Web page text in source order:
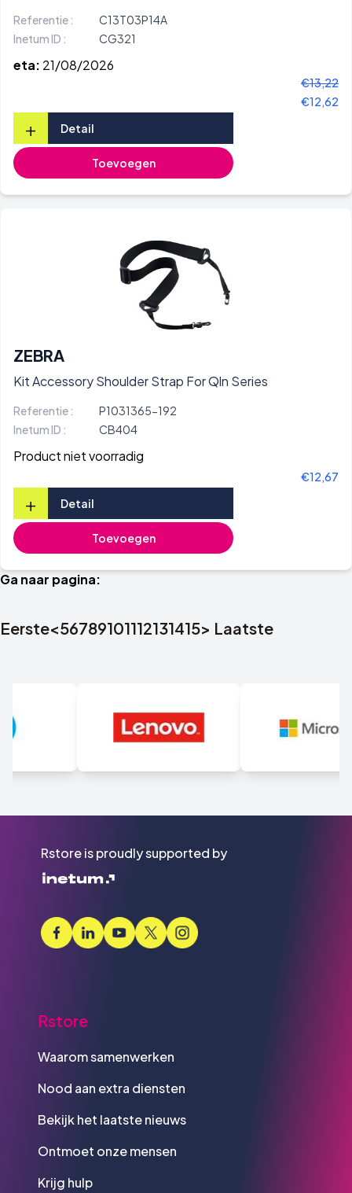
Referentie :
C13T03P14A
Inetum ID :
CG321
eta: 21/08/2026
€13,22
€12,62
+ Detail
Toevoegen
ZEBRA
Kit Accessory Shoulder Strap For Qln Series
Referentie :
P1031365-192
Inetum ID :
CB404
Product niet voorradig
€12,67
+ Detail
Toevoegen
Ga naar pagina:
Eerste<56789101112131415> Laatste
Rstore is proudly supported by
Rstore
Waarom samenwerken
Nood aan extra diensten
Bekijk het laatste nieuws
Ontmoet onze mensen
Krijg hulp